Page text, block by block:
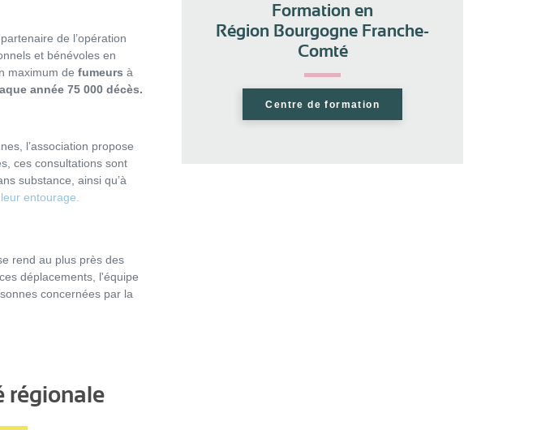
de l’opération
et bénévoles en
maximum de fumeurs à
année 75 000 décès.
l’association propose
ces consultations sont
substance, ainsi qu’à
entourage.
rend au plus près des
déplacements, l'équipe
concernées par la
Formation en
Région Bourgogne Franche-
Comté
Centre de formation
régionale